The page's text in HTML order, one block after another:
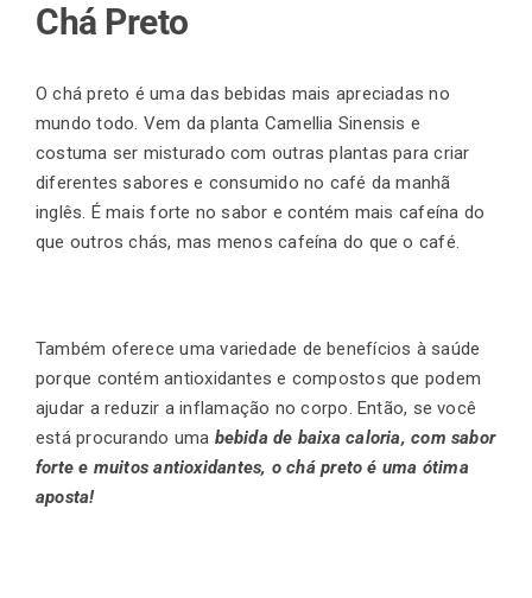
Chá Preto
O chá preto é uma das bebidas mais apreciadas no
mundo todo. Vem da planta Camellia Sinensis e
costuma ser misturado com outras plantas para criar
diferentes sabores e consumido no café da manhã
inglês. É mais forte no sabor e contém mais cafeína do
que outros chás, mas menos cafeína do que o café.
Também oferece uma variedade de benefícios à saúde
porque contém antioxidantes e compostos que podem
ajudar a reduzir a inflamação no corpo. Então, se você
está procurando uma bebida de baixa caloria, com sabor
forte e muitos antioxidantes, o chá preto é uma ótima
aposta!